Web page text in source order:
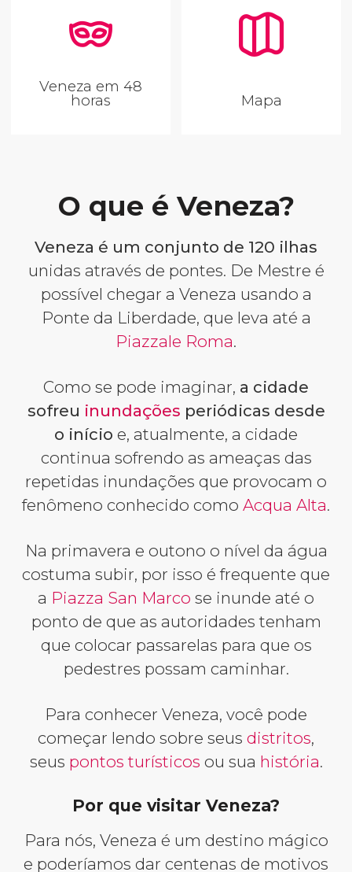
Veneza em 48
horas Mapa
O que é Veneza?
Veneza é um conjunto de 120 ilhas
unidas através de pontes. De Mestre é
possível chegar a Veneza usando a
Ponte da Liberdade, que leva até a
Piazzale Roma.
Como se pode imaginar, a cidade
sofreu inundações periódicas desde
o início e, atualmente, a cidade
continua sofrendo as ameaças das
repetidas inundações que provocam o
fenômeno conhecido como Acqua Alta.
Na primavera e outono o nível da água
costuma subir, por isso é frequente que
a Piazza San Marco se inunde até o
ponto de que as autoridades tenham
que colocar passarelas para que os
pedestres possam caminhar.
Para conhecer Veneza, você pode
começar lendo sobre seus distritos,
seus pontos turísticos ou sua história.
Por que visitar Veneza?
Para nós, Veneza é um destino mágico
e poderíamos dar centenas de motivos